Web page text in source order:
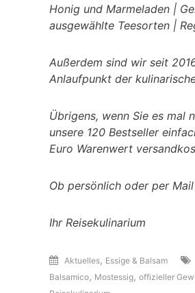
Honig und Marmeladen |
ausgewählte Teesorten |
Außerdem sind wir seit
Anlaufpunkt der
Übrigens, wenn Sie es mal
unsere 120 Bestseller
Euro Warenwert
Ob persönlich oder per
Ihr Reisekulinarium
Aktuelles, Essige & Balsam
Balsamico, Mostessig, offizieller